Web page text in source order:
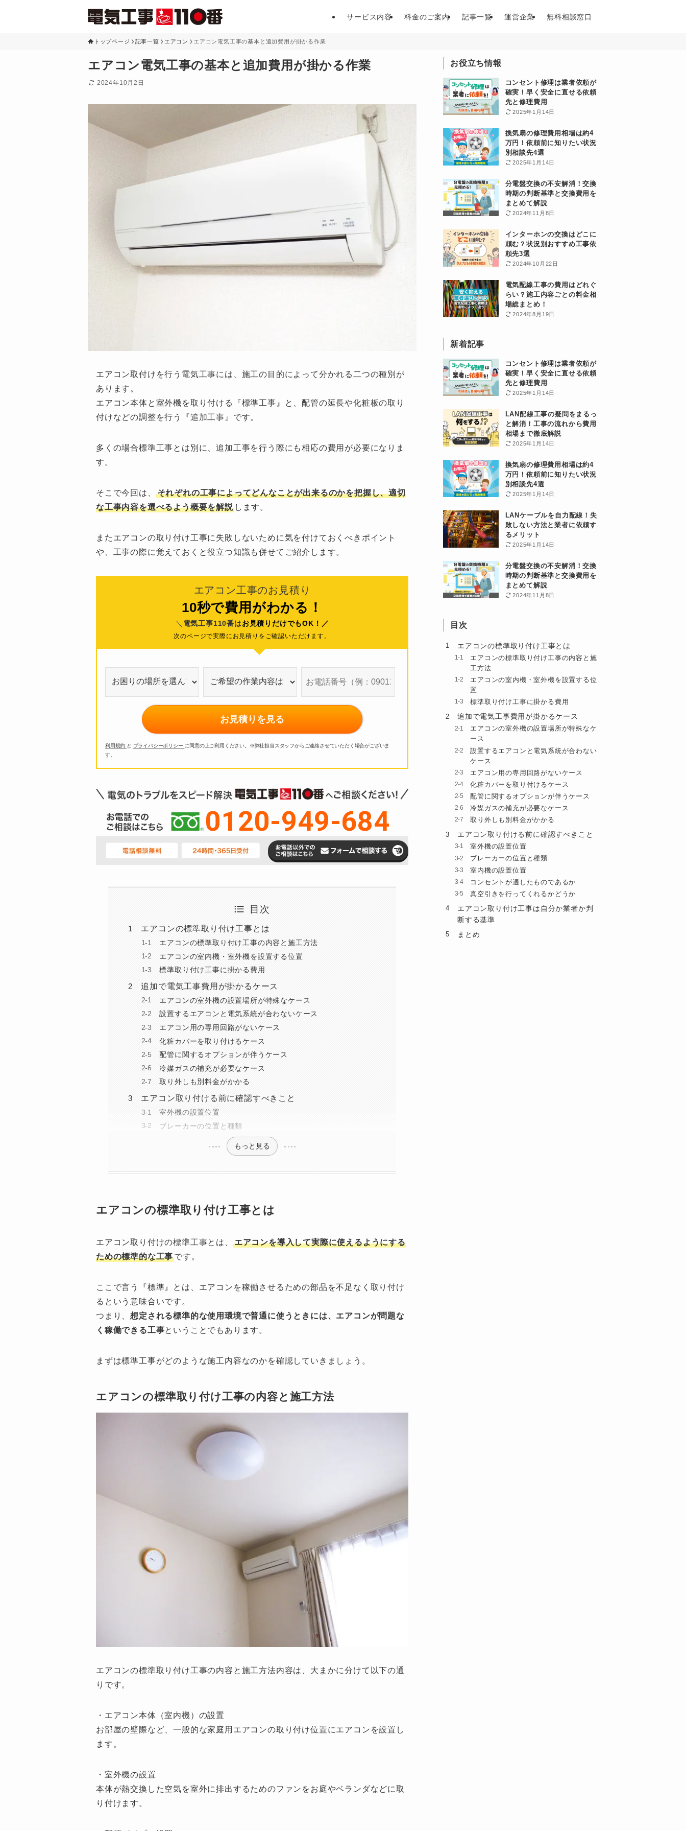
サービス内容 料金のご案内 記事一覧 運営企業 無料相談窓口
トップページ 記事一覧 エアコン エアコン電気工事の基本と追加費用が掛かる作業
エアコン電気工事の基本と追加費用が掛かる作業
2024年10月2日
エアコン取付けを行う電気工事には、施工の目的によって分かれる二つの種別が
あります。
エアコン本体と室外機を取り付ける『標準工事』と、配管の延長や化粧板の取り
付けなどの調整を行う『追加工事』です。
多くの場合標準工事とは別に、追加工事を行う際にも相応の費用が必要になりま
す。
そこで今回は、
それぞれの工事によってどんなことが出来るのかを把握し、適切
な工事内容を選べるよう概要を解説します。
またエアコンの取り付け工事に失敗しないために気を付けておくべきポイント
や、工事の際に覚えておくと役立つ知識も併せてご紹介します。
エアコン工事のお見積り
10秒で費用がわかる！
＼ 電気工事110番はお見積りだけでもOK！／
次のページで実際にお見積りをご確認いただけます。
お見積りを見る
利用規約 と プライバシーポリシー に同意の上ご利用ください。
※弊社担当スタッフからご連絡させていただく場合がございま
す。
0120-949-684
目次
エアコンの標準取り付け工事とは
エアコンの標準取り付け工事の内容と施工方法
エアコンの室内機・室外機を設置する位置
標準取り付け工事に掛かる費用
追加で電気工事費用が掛かるケース
エアコンの室外機の設置場所が特殊なケース
設置するエアコンと電気系統が合わないケース
エアコン用の専用回路がないケース
化粧カバーを取り付けるケース
配管に関するオプションが伴うケース
冷媒ガスの補充が必要なケース
取り外しも別料金がかかる
エアコン取り付ける前に確認すべきこと
室外機の設置位置
ブレーカーの位置と種類
もっと見る
エアコンの標準取り付け工事とは
エアコン取り付けの標準工事とは、
エアコンを導入して実際に使えるようにする
ための標準的な工事です。
ここで言う『標準』とは、エアコンを稼働させるための部品を不足なく取り付け
るという意味合いです。
つまり、想定される標準的な使用環境で普通に使うときには、エアコンが問題な
く稼働できる工事ということでもあります。
まずは標準工事がどのような施工内容なのかを確認していきましょう。
エアコンの標準取り付け工事の内容と施工方法
エアコンの標準取り付け工事の内容と施工方法内容は、大まかに分けて以下の通
りです。
・エアコン本体（室内機）の設置
お部屋の壁際など、一般的な家庭用エアコンの取り付け位置にエアコンを設置し
ます。
・室外機の設置
本体が熱交換した空気を室外に排出するためのファンをお庭やベランダなどに取
り付けます。
お役立ち情報
コンセント修理は業者依頼が
確実！早く安全に直せる依頼
先と修理費用
2025年1月14日
換気扇の修理費用相場は約4
万円！依頼前に知りたい状況
別相談先4選
2025年1月14日
分電盤交換の不安解消！交換
時期の判断基準と交換費用を
まとめて解説
2024年11月8日
インターホンの交換はどこに
頼む？状況別おすすめ工事依
頼先3選
2024年10月22日
電気配線工事の費用はどれぐ
らい？施工内容ごとの料金相
場総まとめ！
2024年8月19日
新着記事
コンセント修理は業者依頼が
確実！早く安全に直せる依頼
先と修理費用
2025年1月14日
LAN配線工事の疑問をまるっ
と解消！工事の流れから費用
相場まで徹底解説
2025年1月14日
換気扇の修理費用相場は約4
万円！依頼前に知りたい状況
別相談先4選
2025年1月14日
LANケーブルを自力配線！失
敗しない方法と業者に依頼す
るメリット
2025年1月14日
分電盤交換の不安解消！交換
時期の判断基準と交換費用を
まとめて解説
2024年11月8日
目次
エアコンの標準取り付け工事とは
エアコンの標準取り付け工事の内容と施
工方法
エアコンの室内機・室外機を設置する位
置
標準取り付け工事に掛かる費用
追加で電気工事費用が掛かるケース
エアコンの室外機の設置場所が特殊なケ
ース
設置するエアコンと電気系統が合わない
ケース
エアコン用の専用回路がないケース
化粧カバーを取り付けるケース
配管に関するオプションが伴うケース
冷媒ガスの補充が必要なケース
取り外しも別料金がかかる
エアコン取り付ける前に確認すべきこと
室外機の設置位置
ブレーカーの位置と種類
室内機の設置位置
コンセントが適したものであるか
真空引きを行ってくれるかどうか
エアコン取り付け工事は自分か業者か判
断する基準
まとめ